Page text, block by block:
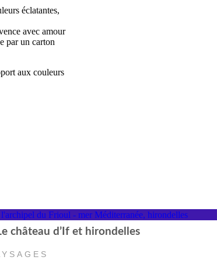
éclatantes,
avec amour
par un carton
aux couleurs
château d’If et hirondelles